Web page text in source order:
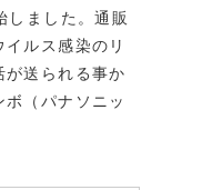
しました。通販
ルス感染のリ
が送られる事か
（パナソニッ